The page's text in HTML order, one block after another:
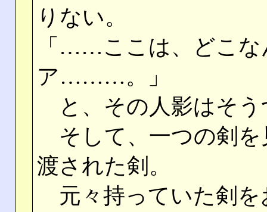
りない。
「……ここは、どこ
ア………。」
と、その人影はそう
そして、一つの剣を
渡された剣。
元々持っていた剣を